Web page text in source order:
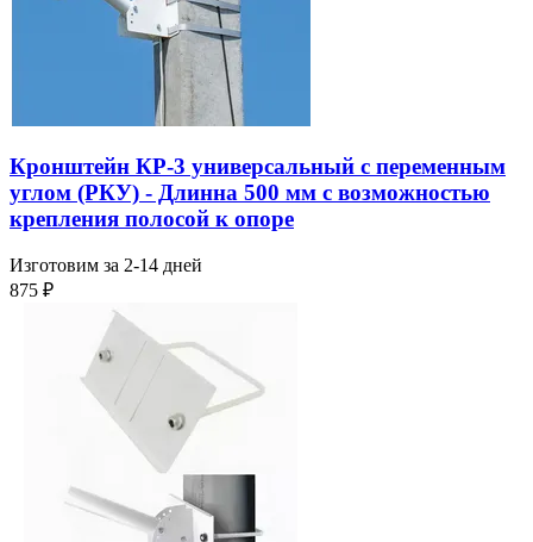
Кронштейн КР-3 универсальный с переменным
углом (РКУ) - Длинна 500 мм с возможностью
крепления полосой к опоре
Изготовим за 2-14 дней
875 ₽